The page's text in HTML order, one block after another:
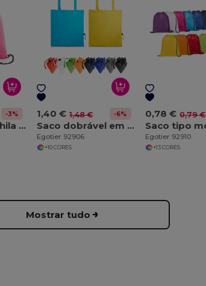
-3%
Saco tipo mochila em non-woven (80 g/m²)
1,40 € 1,48 € -6%
Saco dobrável em 190T
Egotier 92906
+10 CORES
0,78 € 0,79 €
Egotier 92910
+13 CORES
Mostrar tudo